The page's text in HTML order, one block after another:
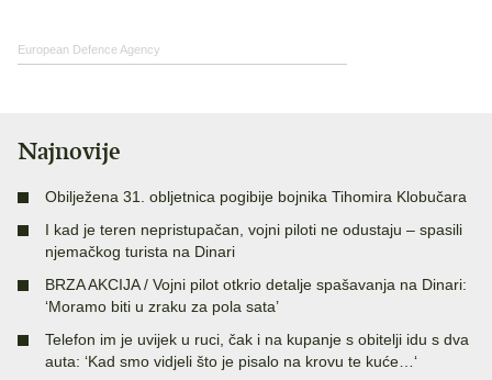
European Defence Agency
Najnovije
Obilježena 31. obljetnica pogibije bojnika Tihomira Klobučara
I kad je teren nepristupačan, vojni piloti ne odustaju – spasili
njemačkog turista na Dinari
BRZA AKCIJA / Vojni pilot otkrio detalje spašavanja na Dinari:
‘Moramo biti u zraku za pola sata’
Telefon im je uvijek u ruci, čak i na kupanje s obitelji idu s dva
auta: ‘Kad smo vidjeli što je pisalo na krovu te kuće…‘